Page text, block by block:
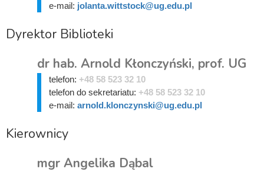
e-mail: jolanta.wittstock@ug.edu.pl
Dyrektor Biblioteki
dr hab. Arnold Kłonczyński, prof. UG
telefon: +48 58 523 32 10
telefon do sekretariatu: +48 58 523 32 10
e-mail: arnold.klonczynski@ug.edu.pl
Kierownicy
mgr Angelika Dąbal